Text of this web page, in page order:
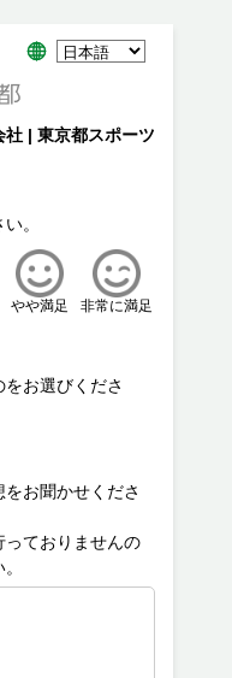
| 東京都スポーツ
やや満足 非常に満足
お選びくださ
お聞かせくださ
ておりませんの